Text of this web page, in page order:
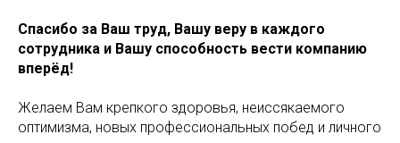
Спасибо за Ваш труд, Вашу веру в каждого
сотрудника и Вашу способность вести компанию
вперёд!
Желаем Вам крепкого здоровья, неиссякаемого
оптимизма, новых профессиональных побед и личного